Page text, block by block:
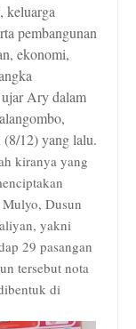
keluarga
pembangunan
ekonomi,
Ary dalam
12) yang lalu.
kiranya yang
Dusun
yakni
29 pasangan
tersebut nota
di